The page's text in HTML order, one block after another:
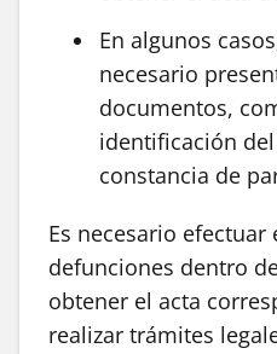
En algunos
necesario
documentos,
identificación
constancia de
Es necesario
defunciones dentro
obtener el acta
realizar trámites